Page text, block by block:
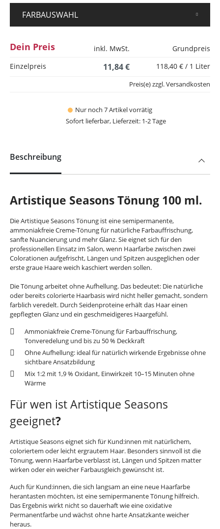
FARBAUSWAHL
Dein Preis inkl. MwSt.
Grundpreis
Einzelpreis
11,84 € 118,40 € / 1 Liter
Nur noch 7 Artikel vorrätig
Sofort lieferbar, Lieferzeit: 1-2 Tage
Preis(e) zzgl. Versandkosten
Beschreibung
Artistique Seasons Tönung 100 ml.
Die Artistique Seasons Tönung ist eine semipermanente,
ammoniakfreie Creme-Tönung für natürliche Farbauffrischung,
sanfte Nuancierung und mehr Glanz. Sie eignet sich für den
professionellen Einsatz im Salon, wenn Haarfarbe zwischen zwei
Colorationen aufgefrischt, Längen und Spitzen ausgeglichen oder
erste graue Haare weich kaschiert werden sollen.
Die Tönung arbeitet ohne Aufhellung. Das bedeutet: Die natürliche
oder bereits colorierte Haarbasis wird nicht heller gemacht, sondern
farblich veredelt. Durch Seidenproteine erhält das Haar einen
gepflegten Glanz und ein geschmeidigeres Haargefühl.
Ammoniakfreie Creme-Tönung für Farbauffrischung,
Tonveredelung und bis zu 50 % Deckkraft
Ohne Aufhellung: ideal für natürlich wirkende Ergebnisse ohne
sichtbare Ansatzbildung
Mix 1:2 mit 1,9 % Oxidant, Einwirkzeit 10–15 Minuten ohne
Wärme
Für wen ist Artistique Seasons
geeignet?
Artistique Seasons eignet sich für Kund:innen mit natürlichem,
coloriertem oder leicht ergrautem Haar. Besonders sinnvoll ist die
Tönung, wenn Haarfarbe verblasst ist, Längen und Spitzen matter
wirken oder ein weicher Farbausgleich gewünscht ist.
Auch für Kund:innen, die sich langsam an eine neue Haarfarbe
herantasten möchten, ist eine semipermanente Tönung hilfreich.
Das Ergebnis wirkt nicht so dauerhaft wie eine oxidative
Permanentfarbe und wächst ohne harte Ansatzkante weicher
heraus.